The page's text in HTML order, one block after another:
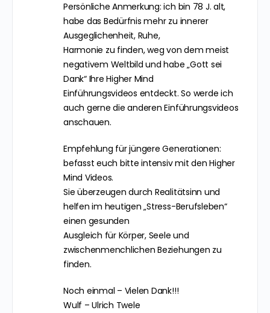
Persönliche Anmerkung: ich bin 78 J. alt,
habe das Bedürfnis mehr zu innerer
Ausgeglichenheit, Ruhe,
Harmonie zu finden, weg von dem meist
negativem Weltbild und habe „Gott sei
Dank“ Ihre Higher Mind
Einführungsvideos entdeckt. So werde ich
auch gerne die anderen Einführungsvideos
anschauen.
Empfehlung für jüngere Generationen:
befasst euch bitte intensiv mit den Higher
Mind Videos.
Sie überzeugen durch Realitätsinn und
helfen im heutigen „Stress-Berufsleben“
einen gesunden
Ausgleich für Körper, Seele und
zwischenmenchlichen Beziehungen zu
finden.
Noch einmal – Vielen Dank!!!
Wulf – Ulrich Twele